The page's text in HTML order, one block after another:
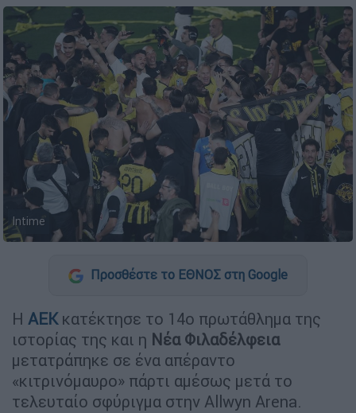
Intime
Προσθέστε το ΕΘΝΟΣ στη Google
Η ΑΕΚκατέκτησε το 14ο πρωτάθλημα της
ιστορίας της και η Νέα Φιλαδέλφεια
μετατράπηκε σε ένα απέραντο
«κιτρινόμαυρο» πάρτι αμέσως μετά το
τελευταίο σφύριγμα στην Allwyn Arena.